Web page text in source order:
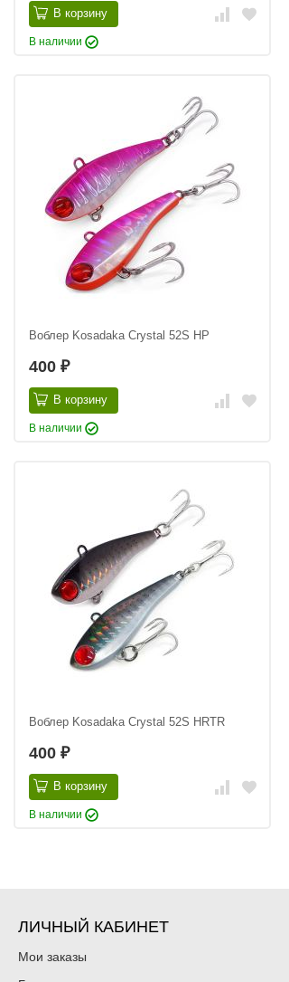
В корзину
В наличии
Воблер Kosadaka Crystal 52S HP
400 ₽
В корзину
В наличии
Воблер Kosadaka Crystal 52S HRTR
400 ₽
В корзину
В наличии
ЛИЧНЫЙ КАБИНЕТ
Мои заказы